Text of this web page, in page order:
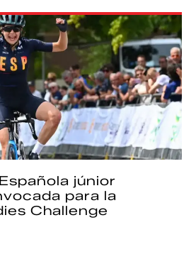
júnior
para la
Challenge